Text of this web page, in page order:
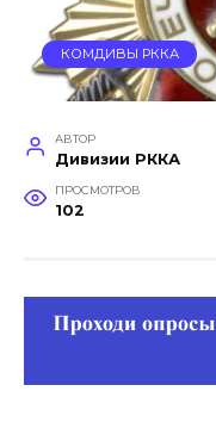
КОМДИВЫ РККА
АВТОР
Дивизии РККА
ПРОСМОТРОВ
102